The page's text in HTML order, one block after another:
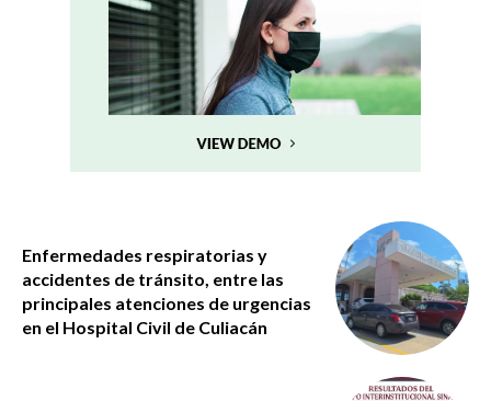
Enfermedades respiratorias y
accidentes de tránsito, entre las
principales atenciones de urgencias
en el Hospital Civil de Culiacán